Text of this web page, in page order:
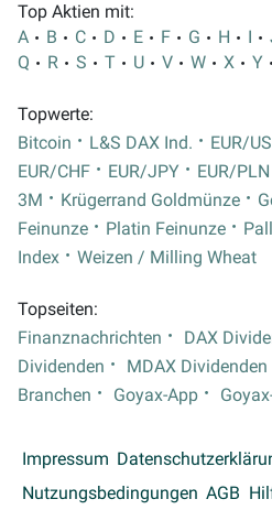
Top Aktien mit:
A
B C D E F G H I
Q
R S T U V W X Y
Topwerte:
Bitcoin
L&S DAX Ind. EUR/
EUR/CHF
EUR/JPY EUR/PLN
3M
Krügerrand Goldmünze
Feinunze
Platin Feinunze
Index
Weizen / Milling Wheat
Topseiten:
Finanznachrichten
DAX
Dividenden
MDAX Dividenden
Branchen
Goyax-App
Impressum
Nutzungsbedingungen AGB